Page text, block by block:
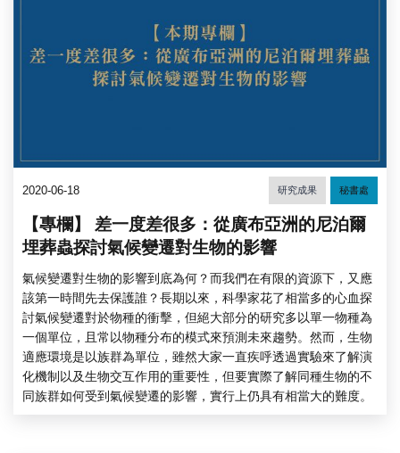
2020-06-18 研究成果 秘書處
【專欄】 差一度差很多：從廣布亞洲的尼泊爾
埋葬蟲探討氣候變遷對生物的影響
氣候變遷對生物的影響到底為何？而我們在有限的資源下，又應
該第一時間先去保護誰？長期以來，科學家花了相當多的心血探
討氣候變遷對於物種的衝擊，但絕大部分的研究多以單一物種為
一個單位，且常以物種分布的模式來預測未來趨勢。然而，生物
適應環境是以族群為單位，雖然大家一直疾呼透過實驗來了解演
化機制以及生物交互作用的重要性，但要實際了解同種生物的不
同族群如何受到氣候變遷的影響，實行上仍具有相當大的難度。